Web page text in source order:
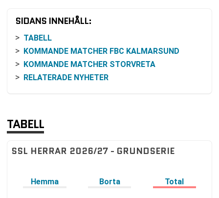
SIDANS INNEHÅLL:
TABELL
KOMMANDE MATCHER FBC KALMARSUND
KOMMANDE MATCHER STORVRETA
RELATERADE NYHETER
TABELL
SSL HERRAR 2026/27 - GRUNDSERIE
Hemma Borta Total